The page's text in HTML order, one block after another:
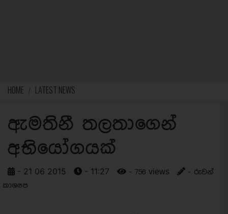
HOME LATEST NEWS
ඇමතිනී තලතාගෙන්
අභියෝගයක්
- 21 06 2015 - 11:27 - 756 views
- රුවන්
කාශ්‍යප